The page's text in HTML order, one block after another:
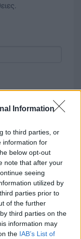
Information
to third parties, or
information for
below opt-out
note that after your
seeing
utilized by
parties prior to
of the further
third parties on the
information may
the IAB’s List of
σε πολύ καλή